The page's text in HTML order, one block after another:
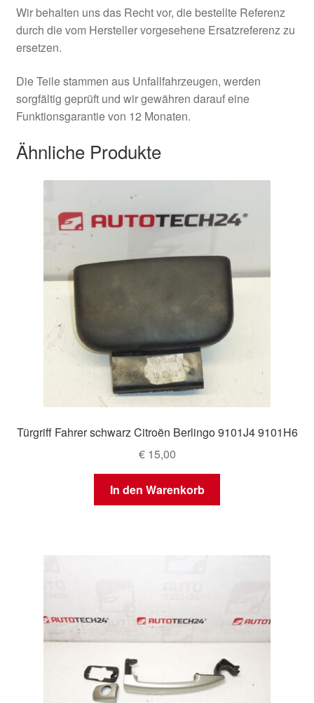
Wir behalten uns das Recht vor, die bestellte Referenz
durch die vom Hersteller vorgesehene Ersatzreferenz zu
ersetzen.
Die Teile stammen aus Unfallfahrzeugen, werden
sorgfältig geprüft und wir gewähren darauf eine
Funktionsgarantie von 12 Monaten.
Ähnliche Produkte
Türgriff Fahrer schwarz Citroën Berlingo 9101J4 9101H6
€15,00
In den Warenkorb